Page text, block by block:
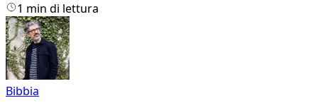
1 min di lettura
Bibbia